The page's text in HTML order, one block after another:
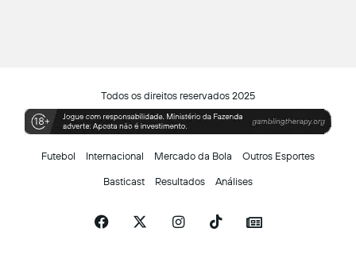
Todos os direitos reservados 2025
Futebol Internacional Mercado da Bola Outros Esportes
Basticast Resultados Análises
Facebook InstagramTikTokSiga-